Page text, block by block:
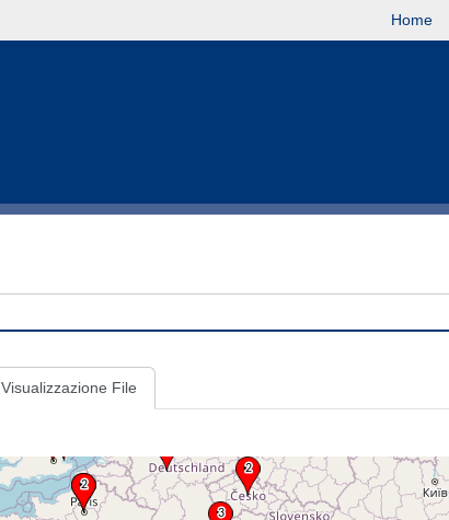
Home
Visualizzazione File